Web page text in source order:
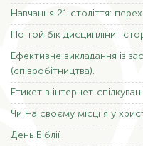
Навчання 21 століття:
По той бік дисципліни:
Ефективне викладання із
(співробітництва).
Етикет в інтернет-
Чи На своєму місці я у
День Біблії